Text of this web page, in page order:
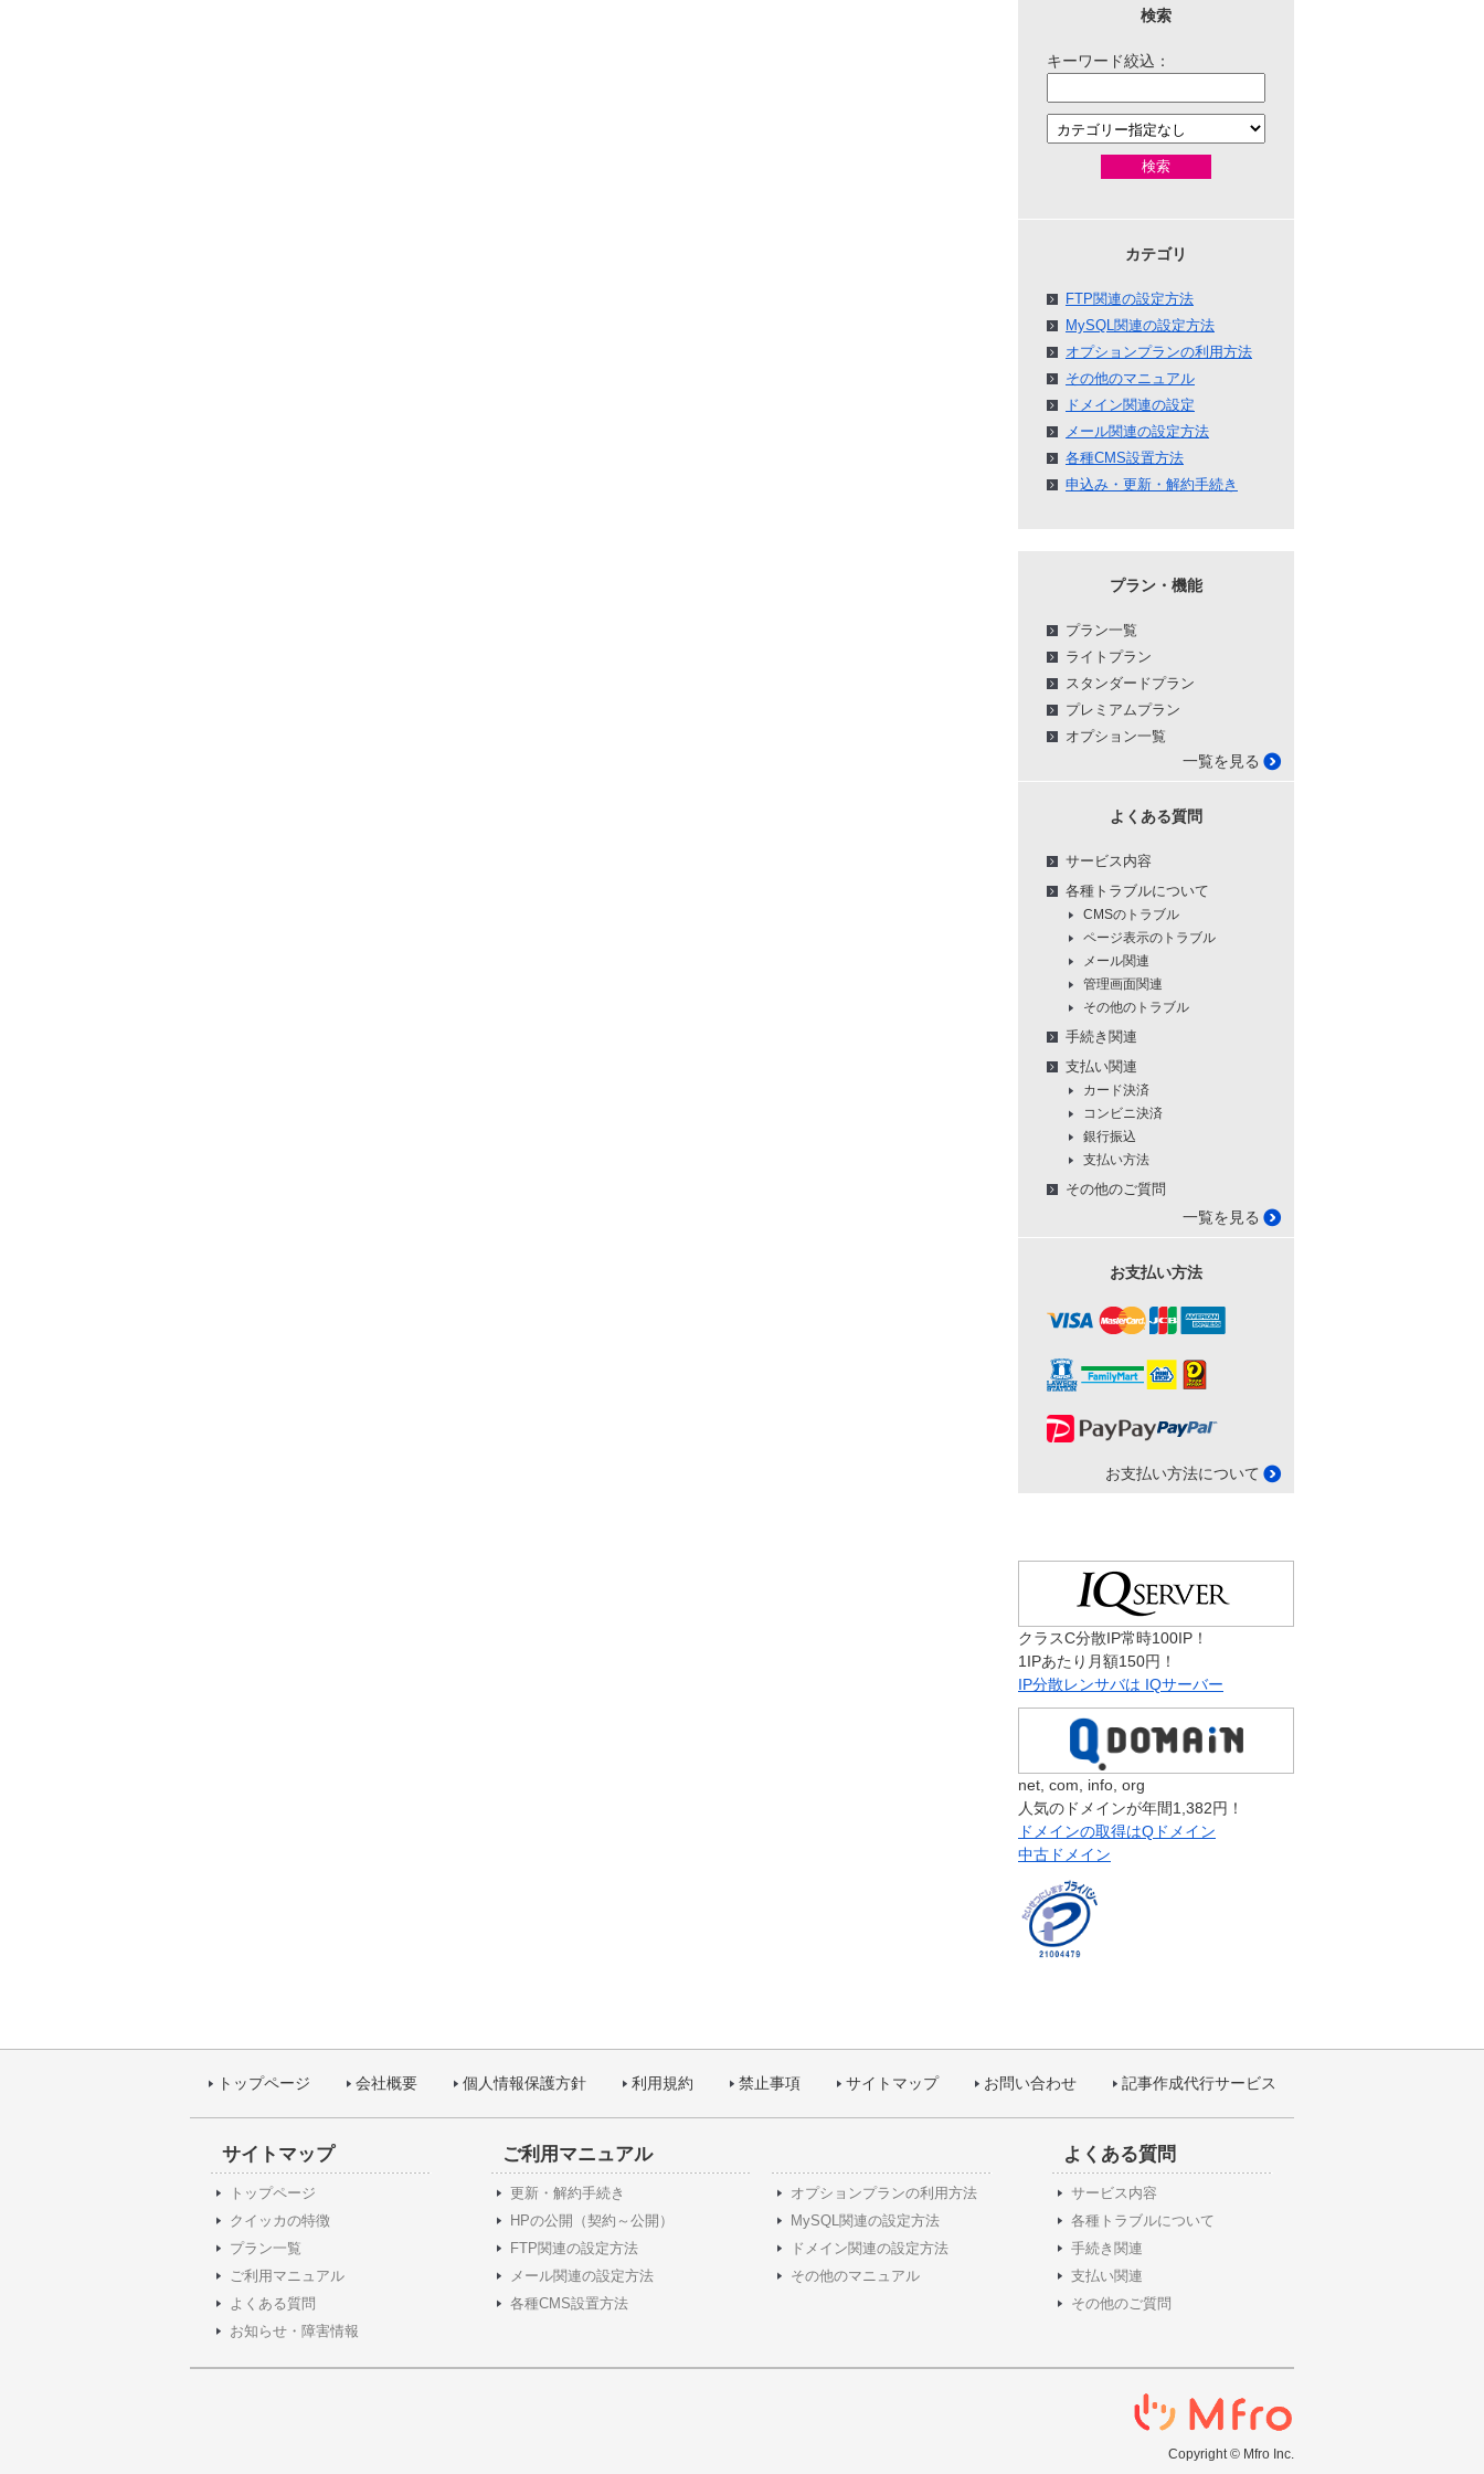
検索
キーワード絞込：
検索
カテゴリ
FTP関連の設定方法
MySQL関連の設定方法
オプションプランの利用方法
その他のマニュアル
ドメイン関連の設定
メール関連の設定方法
各種CMS設置方法
申込み・更新・解約手続き
プラン・機能
プラン一覧
ライトプラン
スタンダードプラン
プレミアムプラン
オプション一覧
一覧を見る
よくある質問
サービス内容
各種トラブルについて
CMSのトラブル
ページ表示のトラブル
メール関連
管理画面関連
その他のトラブル
手続き関連
支払い関連
カード決済
コンビニ決済
銀行振込
支払い方法
その他のご質問
一覧を見る
お支払い方法
お支払い方法について
クラスC分散IP常時100IP！
1IPあたり月額150円！
IP分散レンサバは IQサーバー
net, com, info, org
人気のドメインが年間1,382円！
ドメインの取得はQドメイン
中古ドメイン
トップページ 会社概要 個人情報保護方針 利用規約 禁止事項 サイトマップ お問い合わせ 記事作成代行サービス
サイトマップ
トップページ
クイッカの特徴
プラン一覧
ご利用マニュアル
よくある質問
お知らせ・障害情報
ご利用マニュアル
更新・解約手続き
HPの公開（契約～公開）
FTP関連の設定方法
メール関連の設定方法
各種CMS設置方法
オプションプランの利用方法
MySQL関連の設定方法
ドメイン関連の設定方法
その他のマニュアル
よくある質問
サービス内容
各種トラブルについて
手続き関連
支払い関連
その他のご質問
Copyright © Mfro Inc.